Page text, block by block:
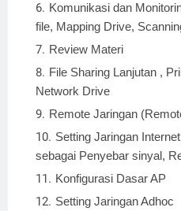
Komunikasi dan
file, Mapping Drive,
Review Materi
File Sharing Lanjutan ,
Network Drive
Remote Jaringan
Setting Jaringan
sebagai Penyebar sinyal,
Konfigurasi Dasar AP
Setting Jaringan Adhoc